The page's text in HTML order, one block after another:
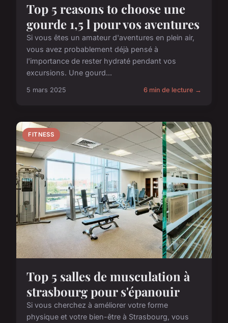
Top 5 reasons to choose une
gourde 1,5 l pour vos aventures
Si vous êtes un amateur d'aventures en plein air,
vous avez probablement déjà pensé à
l'importance de rester hydraté pendant vos
excursions. Une gourd...
5 mars 2025 6 min de lecture →
FITNESS
Top 5 salles de musculation à
strasbourg pour s'épanouir
Si vous cherchez à améliorer votre forme
physique et votre bien-être à Strasbourg, vous